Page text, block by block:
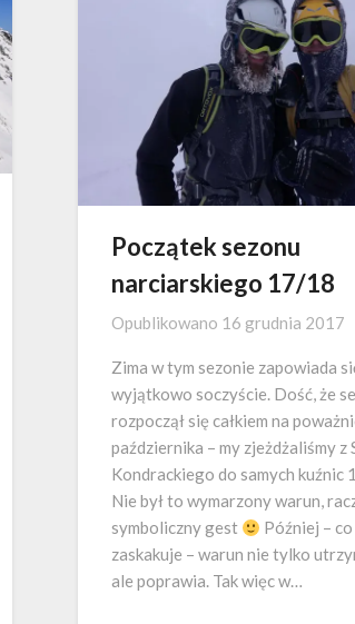
Początek sezonu
narciarskiego 17/18
Opublikowano 16 grudnia 2017
Zima w tym sezonie zapowiada
wyjątkowo soczyście. Dość, że
rozpoczął się całkiem na
października – my zjeżdżaliśmy z
Kondrackiego do samych kuźnic
Nie był to wymarzony warun,
symboliczny gest
Później –
zaskakuje – warun nie tylko
ale poprawia. Tak więc w…